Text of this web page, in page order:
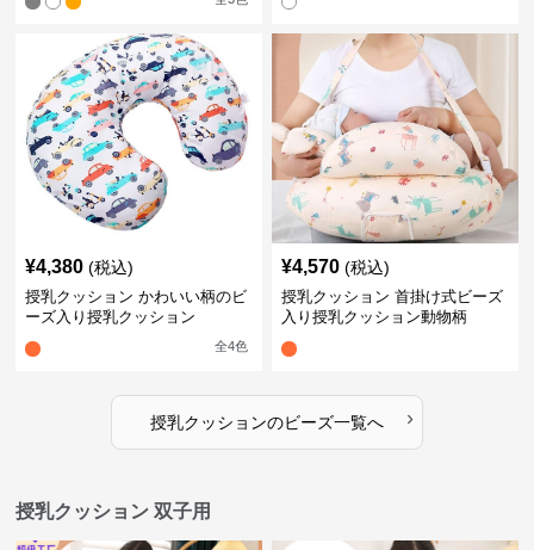
¥4,380 (税込)
授乳クッション かわいい柄のビ
ーズ入り授乳クッション
全4色
¥4,570 (税込)
授乳クッション 首掛け式ビーズ
入り授乳クッション動物柄
授乳クッションのビーズ一覧へ ›
授乳クッション 双子用